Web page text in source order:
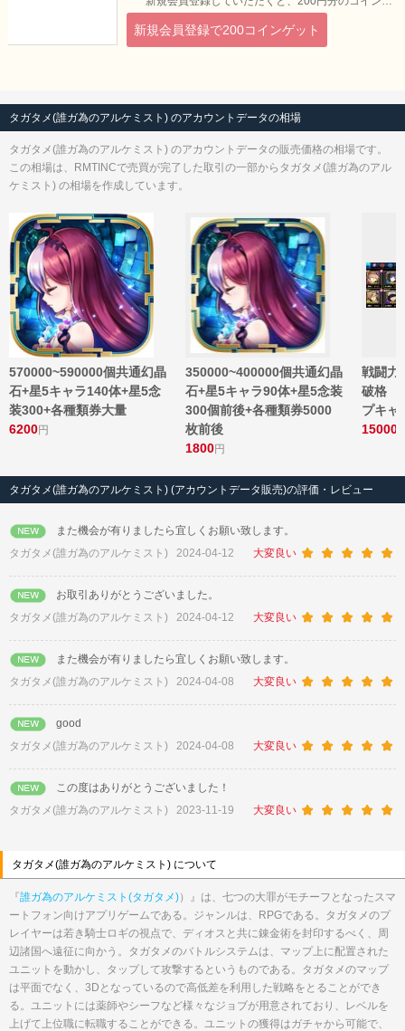
新規会員登録で200コインゲット
タガタメ(誰ガ為のアルケミスト) のアカウントデータの相場
タガタメ(誰ガ為のアルケミスト) のアカウントデータの販売価格の相場です。
この相場は、RMTINCで売買が完了した取引の一部からタガタメ(誰ガ為のアル
ケミスト) の相場を作成しています。
570000~590000個共通幻晶
石+星5キャラ140体+星5念
装300+各種類券大量
6200円
350000~400000個共通幻晶
石+星5キャラ90体+星5念装
300個前後+各種類券5000
枚前後
1800円
戦闘
破格
プキャ
15000
タガタメ(誰ガ為のアルケミスト) (アカウントデータ販売)の評価・レビュー
また機会が有りましたら宜しくお願い致します。
大変良い
タガタメ(誰ガ為のアルケミスト) 2024-04-12
お取引ありがとうございました。
大変良い
タガタメ(誰ガ為のアルケミスト) 2024-04-12
また機会が有りましたら宜しくお願い致します。
大変良い
タガタメ(誰ガ為のアルケミスト) 2024-04-08
good
大変良い
タガタメ(誰ガ為のアルケミスト) 2024-04-08
この度はありがとうございました！
大変良い
タガタメ(誰ガ為のアルケミスト) 2023-11-19
タガタメ(誰ガ為のアルケミスト) について
『誰ガ為のアルケミスト(タガタメ)）』は、七つの大罪がモチーフとなったスマ
ートフォン向けアプリゲームである。ジャンルは、RPGである。タガタメのプ
レイヤーは若き騎士ロギの視点で、ディオスと共に錬金術を封印するべく、周
辺諸国へ遠征に向かう。タガタメのバトルシステムは、マップ上に配置された
ユニットを動かし、タップして攻撃するというものである。タガタメのマップ
は平面でなく、3Dとなっているので高低差を利用した戦略をとることができ
る。ユニットには薬師やシーフなど様々なジョブが用意されており、レベルを
上げて上位職に転職することができる。ユニットの獲得はガチャから可能で、